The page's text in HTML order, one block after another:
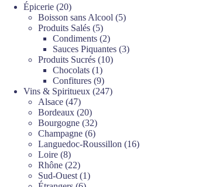
Épicerie 2020
produits
Boisson sans Alcool 55
Produits Salés 55
produits
Condiments 22
produits
Sauces Piquantes 33
Produits Sucrés 1010
Chocolats 11
produit
Confitures 99
produits
Vins & Spiritueux 247247
Alsace 4747
produits
Bordeaux 2020
produits
Bourgogne 3232
produits
Champagne 66
produits
Languedoc-Roussillon 1616
Loire 88
produits
Rhône 2222
produits
Sud-Ouest 11